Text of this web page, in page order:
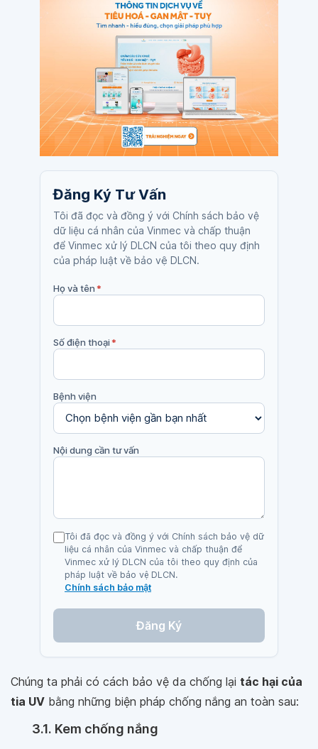
Đăng Ký Tư Vấn
Tôi đã đọc và đồng ý với Chính sách bảo vệ
dữ liệu cá nhân của Vinmec và chấp thuận
để Vinmec xử lý DLCN của tôi theo quy định
của pháp luật về bảo vệ DLCN.
Họ và tên*
Số điện thoại*
Bệnh viện
Nội dung cần tư vấn
Tôi đã đọc và đồng ý với Chính sách bảo vệ dữ
liệu cá nhân của Vinmec và chấp thuận để
Vinmec xử lý DLCN của tôi theo quy định của
pháp luật về bảo vệ DLCN.
Chính sách bảo mật
Đăng Ký
Chúng ta phải có cách bảo vệ da chống lại tác hại của
tia UV bằng những biện pháp chống nắng an toàn sau:
3.1. Kem chống nắng